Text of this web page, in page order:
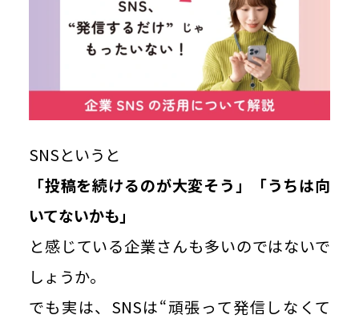
個人情報保護方針
情報セキュリティ基本方針
Japan Color認証について
ご利用規約
SNSというと
「投稿を続けるのが大変そう」「うちは向
いてないかも」
と感じている企業さんも多いのではないで
しょうか。
でも実は、SNSは“頑張って発信しなくて